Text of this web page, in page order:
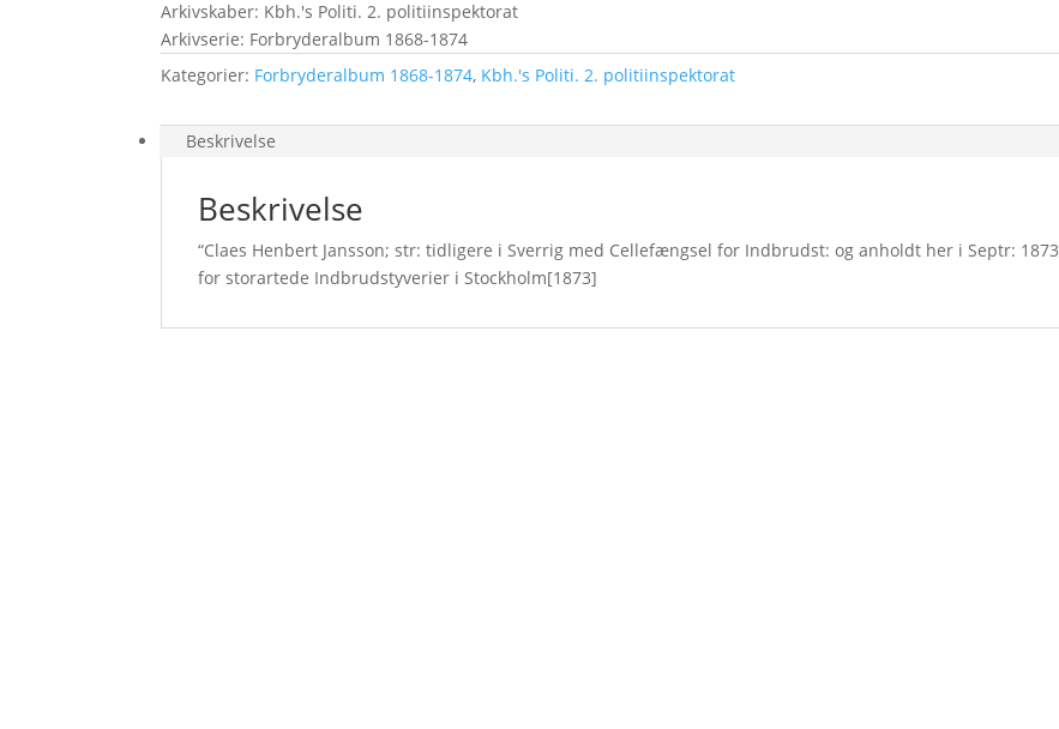
Arkivskaber: Kbh.'s Politi. 2. politiinspektorat
Arkivserie: Forbryderalbum 1868-1874
Kategorier: Forbryderalbum 1868-1874, Kbh.'s Politi. 2. politiinspektorat
Beskrivelse
Beskrivelse
“Claes Henbert Jansson; str: tidligere i Sverrig med Cellefængsel for Indbrudst: og anholdt her i Septr: 1873
for storartede Indbrudstyverier i Stockholm[1873]